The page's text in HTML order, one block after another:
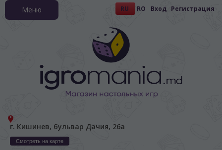
RU RO Вход Регистрация
г. Кишинев, бульвар Дачия, 26а
Смотреть на карте
Меню